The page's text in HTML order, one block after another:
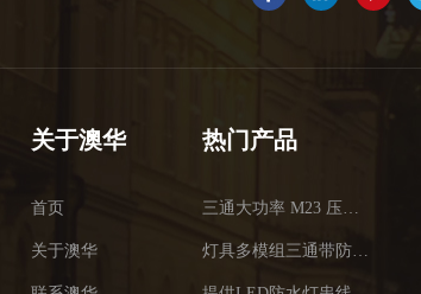
术，提高行业
关于澳华
首页
关于澳华
热门产品
三通大功率 M23 压接2.5平方
灯具多模组三通带防水插头